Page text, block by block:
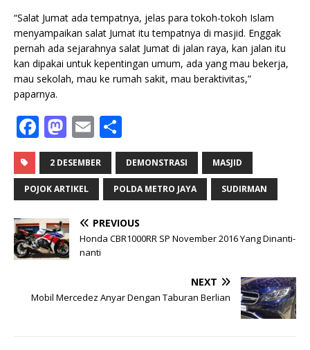
“Salat Jumat ada tempatnya, jelas para tokoh-tokoh Islam
menyampaikan salat Jumat itu tempatnya di masjid. Enggak
pernah ada sejarahnya salat Jumat di jalan raya, kan jalan itu
kan dipakai untuk kepentingan umum, ada yang mau bekerja,
mau sekolah, mau ke rumah sakit, mau beraktivitas,”
paparnya.
F
a
c
e
b
o
o
M
a
st
o
d
o
n
E
m
ai
l
h
ar
e
2 DESEMBER DEMONSTRASI MASJID
POJOK ARTIKEL POLDA METRO JAYA SUDIRMAN
PREVIOUS
Honda CBR1000RR SP November 2016 Yang Dinanti-
nanti
NEXT
Mobil Mercedez Anyar Dengan Taburan Berlian